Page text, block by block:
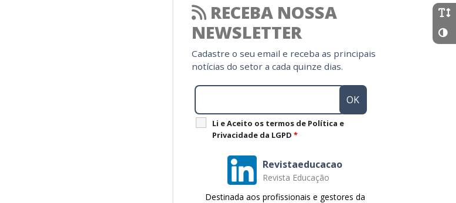
RECEBA NOSSA
NEWSLETTER
Cadastre o seu email e receba as principais
notícias do setor a cada quinze dias.
Li e Aceito os termos de Política e
Privacidade da LGPD *
Revistaeducacao
Revista Educação
Destinada aos profissionais e gestores da